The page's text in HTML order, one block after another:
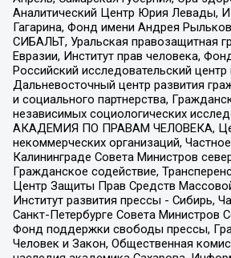
Аналитический Центр Юрия Левады,
Гагарина, Фонд имени Андрея
СИБАЛЬТ, Уральская правозащитная
Евразии, Институт прав человека,
Российский исследовательский
Дальневосточный центр развития
и социального партнерства,
независимых социологических
АКАДЕМИЯ ПО ПРАВАМ ЧЕЛОВЕКА,
некоммерческих организаций,
Калининграде Совета Министров
Гражданское содействие,
Центр Защиты Прав Средств
Институт развития прессы - Сибирь,
Санкт-Петербурге Совета Министров
Фонд поддержки свободы прессы,
Человек и Закон, Общественная